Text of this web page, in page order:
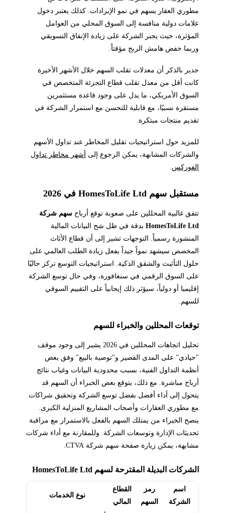
مطوري العقار يسهم في نمو الإيرادات. كذلك يعتبر دخول
علامات دولية منافسة إلى السوق المحلي من العوامل
المؤثرة، حيث يجبر الشركة على زيادة الإنفاق التسويقي
وربما خفض هامش الربح مؤقتاً.
جدير بالذكر أن معدلات تقلب السهم خلال الأشهر الأخيرة
كانت أقل من معدل تقلب قطاع التجزئة المتخصص في
السوق الأمريكي، ما يدل على وجود قاعدة مستثمرين
مستقرة نسبيًا، مع قابلية للتحسن مع استمرار الشركة في
تقديم منتجات مبتكرة.
للمزيد حول استراتيجيات تقليل المخاطر عند تداول الأسهم
والشركات المشابهة، يمكن الرجوع إلى أشهر مخاطر تداول
الفوركس .
مستقبل سهم HomesToLife Ltd في 2026
تتفق غالبية المحللين على صعوبة توقع أرباح سهم شركة
HomesToLife Ltdبدقة في ظل شح البيانات المالية
المنشورة رسمياً. التوجهات تشير إلى أن قطاع الأثاث
المخصص سيشهد نمواً جيداً بفعل زيادة الطلب العالمي على
حلول التأثيث والشقق الذكية. استراتيجيات التوسع تركز حاليًا
على السوق الرقمي في سنغافورة، وفي حال توسع الشركة
إقليميا أو دولياً، سيؤثر ذلك إيجابياً على التقييم السوقي
للسهم.
توقعات المحللين والخبراء للسهم
تحليل اتجاهات المحللين في 2026 يشير إلى وجود موقف
"حيادي" على المدى القصير و"توصية بالبيع" وفق بعض
أنظمة التداول الفنية، بسبب محدودية البيانات وغياب نتائج
أرباح مباشرة. مع ذلك، يتوقع بعض الخبراء أن السهم قد
يتحول إلى أداء أفضل بفضل توسع الشركة وتحقيق شراكات
مع مطوري العقارات وأصحاب المشاريع المنزلية الكبرى.
ينصح الخبراء من يمتلك السهم بالفعل بالاستمرار مع مراقبة
تحديثات الإدارة وتوسعات الشركة. وللمقارنة مع أداء شركات
مشابهة، يمكن زيارة صفحة سهم شركة CTVA.
الشركات البديلة المقترحة لسهم HomesToLife Ltd
اسم
الشركة
رمز
السهم
القطاع
المالي
نوع الخدمات